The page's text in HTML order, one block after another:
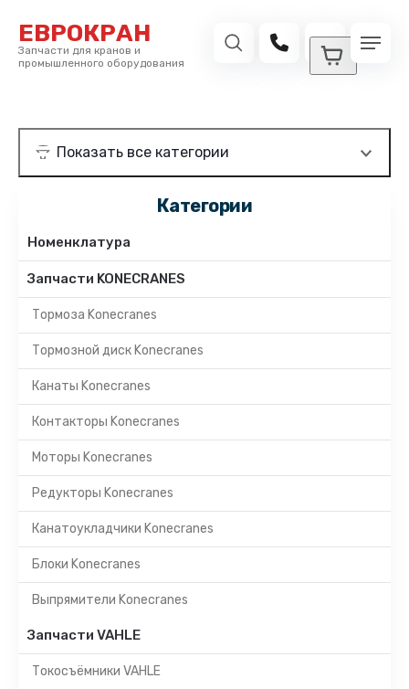
ЕВРОКРАН
Запчасти для кранов и
промышленного оборудования
Категории
Номенклатура
Запчасти KONECRANES
Тормоза Konecranes
Тормозной диск Konecranes
Канаты Konecranes
Контакторы Konecranes
Моторы Konecranes
Редукторы Konecranes
Канатоукладчики Konecranes
Блоки Konecranes
Выпрямители Konecranes
Запчасти VAHLE
Токосъёмники VAHLE